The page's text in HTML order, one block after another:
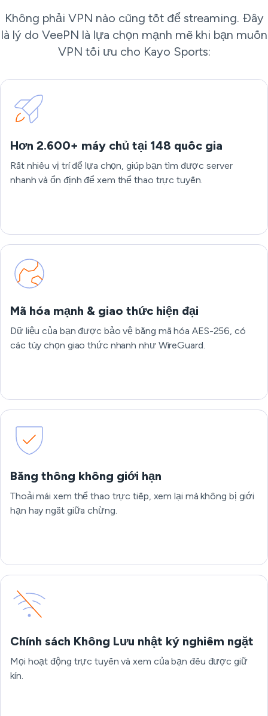
Không phải VPN nào cũng tốt để streaming. Đây
là lý do VeePN là lựa chọn mạnh mẽ khi bạn muốn
VPN tối ưu cho Kayo Sports:
Hơn 2.600+ máy chủ tại 148 quốc gia
Rất nhiều vị trí để lựa chọn, giúp bạn tìm được server
nhanh và ổn định để xem thể thao trực tuyến.
Mã hóa mạnh & giao thức hiện đại
Dữ liệu của bạn được bảo vệ bằng mã hóa AES-256, có
các tùy chọn giao thức nhanh như WireGuard.
Băng thông không giới hạn
Thoải mái xem thể thao trực tiếp, xem lại mà không bị giới
hạn hay ngắt giữa chừng.
Chính sách Không Lưu nhật ký nghiêm ngặt
Mọi hoạt động trực tuyến và xem của bạn đều được giữ
kín.